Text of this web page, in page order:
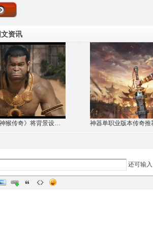
资讯
《终极双生：神猴传奇》将背景设定在基什金
还可输入